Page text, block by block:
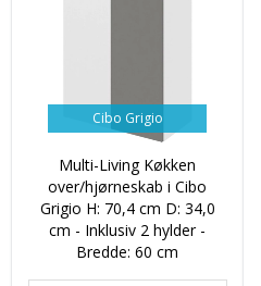
Cibo Grigio
Multi-Living Køkken
over/hjørneskab i Cibo
Grigio H: 70,4 cm D: 34,0
cm - Inklusiv 2 hylder -
Bredde: 60 cm